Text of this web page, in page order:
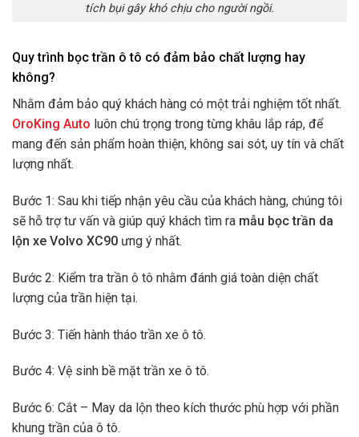
tích bụi gây khó chịu cho người ngồi.
Quy trình bọc trần ô tô có đảm bảo chất lượng hay
không?
Nhằm đảm bảo quý khách hàng có một trải nghiệm tốt nhất.
OroKing Auto luôn chú trọng trong từng khâu lắp ráp, để
mang đến sản phẩm hoàn thiện, không sai sót, uy tín và chất
lượng nhất.
Bước 1: Sau khi tiếp nhận yêu cầu của khách hàng, chúng tôi
sẽ hỗ trợ tư vấn và giúp quý khách tìm ra mẫu bọc trần da
lộn xe Volvo XC90 ưng ý nhất.
Bước 2: Kiểm tra trần ô tô nhằm đánh giá toàn diện chất
lượng của trần hiện tại.
Bước 3: Tiến hành tháo trần xe ô tô.
Bước 4: Vệ sinh bề mặt trần xe ô tô.
Bước 6: Cắt – May da lộn theo kích thước phù hợp với phần
khung trần của ô tô.